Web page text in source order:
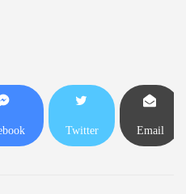
Twitter Email